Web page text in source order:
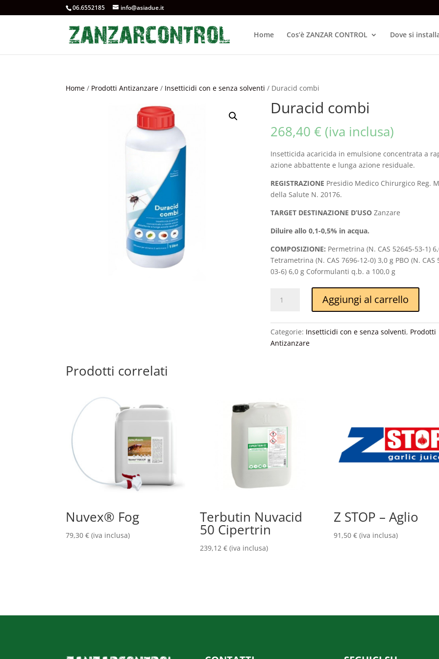
06.6552185 info@asiadue.it
Home Cos’è ZANZAR CONTROL Dove si
Home / Prodotti Antizanzare / Insetticidi con e senza solventi / Duracid combi
Duracid combi
268,40 € (iva inclusa)
Insetticida acaricida in emulsione concentrata a
azione abbattente e lunga azione residuale.
REGISTRAZIONE Presidio Medico Chirurgico Reg.
della Salute N. 20176.
TARGET DESTINAZIONE D’USOZanzare
Diluire allo 0,1-0,5% in acqua.
COMPOSIZIONE: Permetrina (N. CAS 52645-53-1)
Tetrametrina (N. CAS 7696-12-0) 3,0 g PBO (N. CAS
03-6) 6,0 g Coformulanti q.b. a 100,0 g
combi
Aggiungi al carrello
Categorie: Insetticidi con e senza solventi, Prodotti
Antizanzare
Prodotti correlati
Nuvex® Fog
79,30€ (iva inclusa)
Terbutin Nuvacid
50 Cipertrin
239,12 € (iva inclusa)
Z STOP – Aglio
91,50€ (iva inclusa)